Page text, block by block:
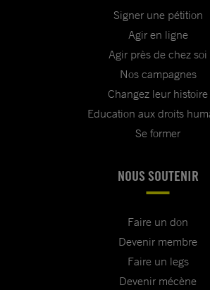
Signer une pétition
Agir en ligne
Agir près de chez soi
Nos campagnes
Changez leur histoire
Education aux droits
Se former
NOUS SOUTENIR
Faire un don
Devenir membre
Faire un legs
Devenir mécène